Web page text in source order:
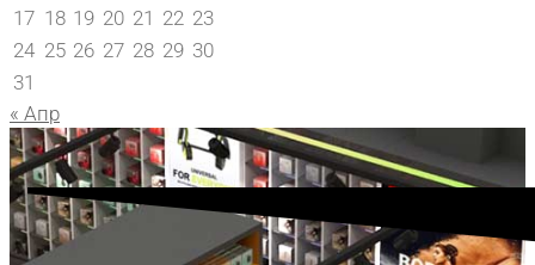
17 18 19 20 21 22 23
24 25 26 27 28 29 30
31
« Апр